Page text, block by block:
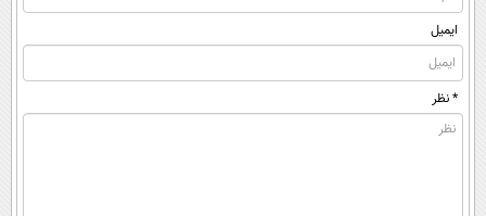
ایمیل
* نظر